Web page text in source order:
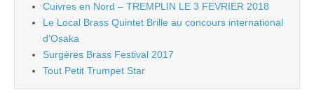
Cuivres en Nord – TREMPLIN LE 3 FEVRIER 2018
Le Local Brass Quintet Brille au concours international
d’Osaka
Surgères Brass Festival 2017
Tout Petit Trumpet Star